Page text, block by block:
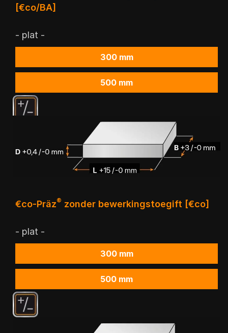
[€co/BA]
- plat -
300 mm
500 mm
€co-Präz® zonder bewerkingstoegift [€co]
- plat -
300 mm
500 mm